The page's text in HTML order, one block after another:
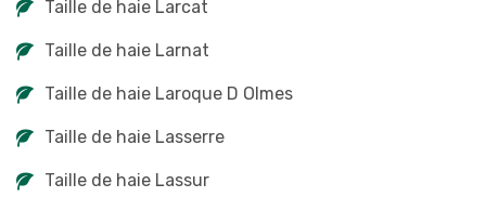
Taille de haie Larcat
Taille de haie Larnat
Taille de haie Laroque D Olmes
Taille de haie Lasserre
Taille de haie Lassur